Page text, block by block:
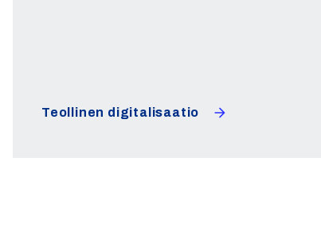
Teollinen digitalisaatio